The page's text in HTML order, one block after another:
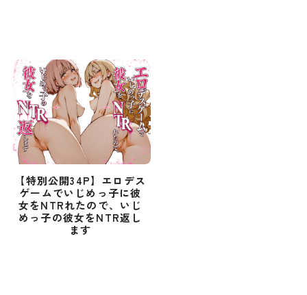
【特別公開34P】エロデス
ゲームでいじめっ子に彼
女をNTRれたので、いじ
めっ子の彼女をNTR返し
ます